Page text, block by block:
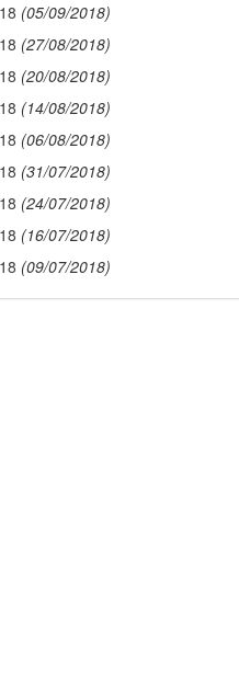
(05/09/2018)
(27/08/2018)
(20/08/2018)
(14/08/2018)
(06/08/2018)
(31/07/2018)
(24/07/2018)
(16/07/2018)
(09/07/2018)